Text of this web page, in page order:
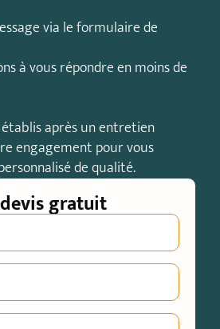
via le formulaire de
à vous répondre en moins de
établis après un entretien
engagement pour vous
de qualité.
gratuit